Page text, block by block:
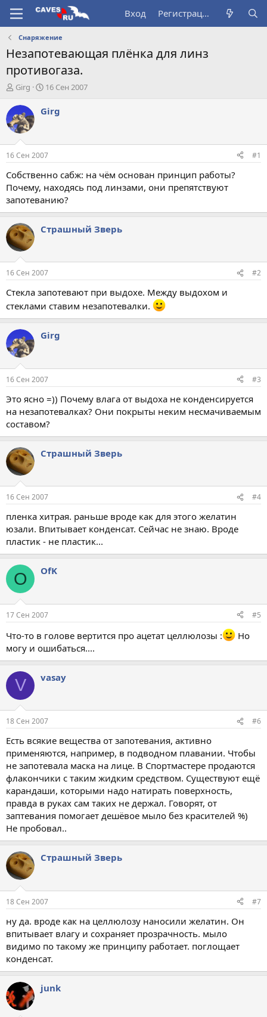
Вход Регистрация
Снаряжение
Незапотевающая плёнка для линз
противогаза.
А
т
о
р
т
е
м
ы
Girg
Д
т
ч
а
л
16 Сен 2007
Girg
16 Сен 2007 #1
Собственно сабж: на чём основан принцип работы?
Почему, находясь под линзами, они препятствуют
запотеванию?
Страшный Зверь
16 Сен 2007 #2
Стекла запотевают при выдохе. Между выдохом и
стеклами ставим незапотевалки.
Girg
16 Сен 2007 #3
Это ясно =)) Почему влага от выдоха не конденсируется
на незапотевалках? Они покрыты неким несмачиваемым
составом?
Страшный Зверь
16 Сен 2007 #4
пленка хитрая. раньше вроде как для этого желатин
юзали. Впитывает конденсат. Сейчас не знаю. Вроде
пластик - не пластик...
O OfK
17 Сен 2007 #5
Что-то в голове вертится про ацетат целлюлозы :
Но
могу и ошибаться....
V vasay
18 Сен 2007 #6
Есть всякие вещества от запотевания, активно
применяются, например, в подводном плавании. Чтобы
не запотевала маска на лице. В Спортмастере продаются
флакончики с таким жидким средством. Существуют ещё
карандаши, которыми надо натирать поверхность,
правда в руках сам таких не держал. Говорят, от
заптевания помогает дешёвое мыло без красителей %)
Не пробовал..
Страшный Зверь
18 Сен 2007 #7
ну да. вроде как на целлюлозу наносили желатин. Он
впитывает влагу и сохраняет прозрачность. мыло
видимо по такому же принципу работает. поглощает
конденсат.
junk